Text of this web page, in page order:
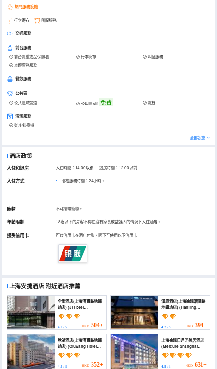
熱門服務設施
行李寄存 叫醒服務
交通服務
前台服務
前台貴重物品保險櫃 行李寄存
叫醒服務
旅遊票務服務
餐飲服務
公共區
公共區域禁煙 公用區wifi 免費 電梯
清潔服務
熨斗/掛燙機
全部設施
酒店政策
入住和退房 入住時間：14:00以後 退房時間：12:00以前
入住方式 櫃枱服務時間：24小時。
寵物 不可攜帶寵物。
年齡限制 18歲以下的房客不得在沒有家長或監護人的情況下入住酒店。
接受信用卡 可以信用卡在酒店付款，閣下可使用以下信用卡：
上海安捷酒店 附近酒店推薦
全季酒店(上海漕寶路地鐵
站店) (JI Hotel
(Shanghai Caobao
Road Subway Station))
4.6 / 5 HKD 504+
漢庭酒店(上海徐匯漕寶路
地鐵站店) (HanTing
Hotel (Shanghai Xuhui
Caobao Road Subway
Station))
4.7/ 5 HKD 394+
秋望酒店(上海漕寶路地鐵
站店) (Qiuwang Hotel
(Shanghai Caobao
Road Subway Station
4.6 / 5 HKD 352+
上海徐匯日月光美居酒店
(Mercure Shanghai
Xujiahui South)
4.8/ 5 HKD 631+